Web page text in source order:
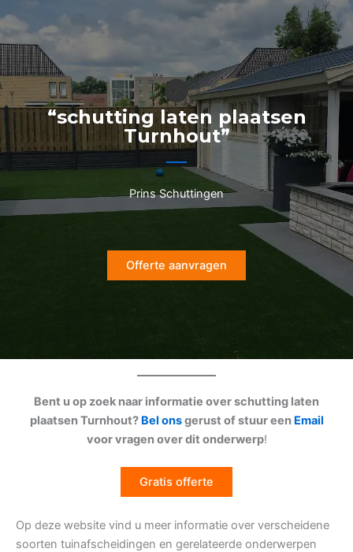
naar
de
inhoud
“schutting laten plaatsen
Turnhout”
Prins Schuttingen
Offerte aanvragen
Bent u op zoek naar informatie over schutting laten
plaatsen Turnhout? Bel onsgerust of stuur een Email
voor vragen over dit onderwerp!
Gratis offerte
Op deze website vind u meer informatie over verscheidene
soorten tuinafscheidingen en gerelateerde onderwerpen